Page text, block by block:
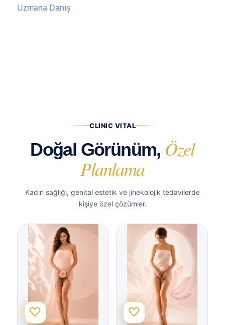
Uzmana Danış
CLINIC VITAL
Doğal Görünüm, Özel
Planlama
Kadın sağlığı, genital estetik ve jinekolojik tedavilerde
kişiye özel çözümler.
♡ ♡